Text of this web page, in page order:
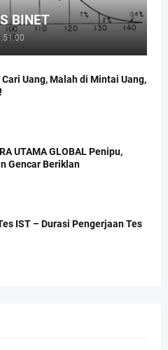
BINET
Uang, Malah di Mintai Uang,
UTAMA GLOBAL Penipu,
Gencar Beriklan
IST – Durasi Pengerjaan Tes